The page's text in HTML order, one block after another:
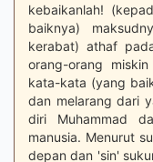
kebaikanlah!
baiknya)
kerabat) athaf
orang-orang
kata-kata (yang
dan melarang dari
diri Muhammad
manusia. Menurut
depan dan 'sin'